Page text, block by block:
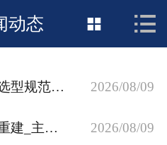
 接地工程首页
新闻动态
工程施工
动态  
配电室防静电架空地板选型规范｜配套接地装置与等电位施工要点 2026/08/09
汕尾转移数码车间接地重建_主板＜1Ω 外壳＜4 欧姆 ESD 接地埋设 2026/08/09